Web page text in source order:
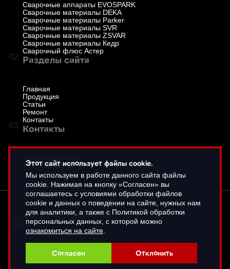
Сварочные аппараты EVOSPARK
Сварочные материалы DEKA
Сварочные материалы Parker
Сварочные материалы SVR
Сварочные материалы ZSVAR
Сварочные материалы Кедр
Сварочный флюс Астер
02 Разделы сайта
Главная
Продукция
Статьи
Ремонт
Контакты
03 Контакты
+7 (495) 646-16-66
Политика конфиденциальности
Реквизиты
Этот сайт использует файлы cookie.
Мы используем в работе данного сайта файлы
cookie. Нажимая на кнопку «Согласен» вы
соглашаетесь с условиями обработки файлов
cookie и данных о поведении на сайте, нужных нам
для аналитики, а также с Политикой обработки
персональных данных, с которой можно
ознакомиться на сайте
Согласен Отклонить